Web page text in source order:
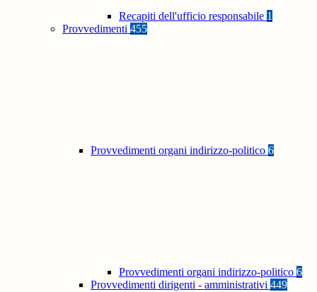
Recapiti dell'ufficio responsabile 1
Provvedimenti 455
Provvedimenti organi indirizzo-politico 6
Provvedimenti organi indirizzo-politico 6
Provvedimenti dirigenti - amministrativi 449